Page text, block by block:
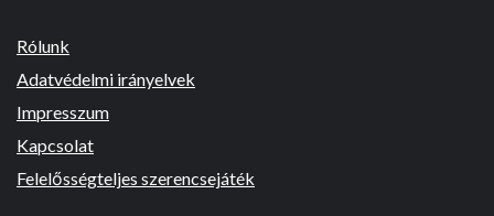
Rólunk
Adatvédelmi irányelvek
Impresszum
Kapcsolat
Felelősségteljes szerencsejáték